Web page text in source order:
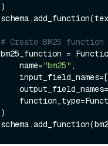
)
# Create BM25
bm25_function =
    name=
"bm25" ,
    input_field_names=[
)